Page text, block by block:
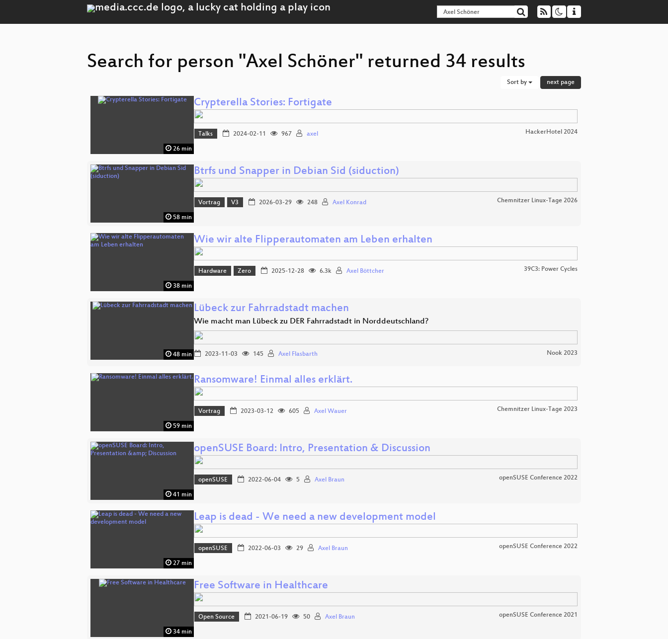
Search for person "Axel Schöner" returned 34 results
Sort by next page
26 min
Crypterella Stories: Fortigate
Talks 2024-02-11 967 axel HackerHotel 2024
58 min
Btrfs und Snapper in Debian Sid (siduction)
Vortrag V3 2026-03-29 248 Axel Konrad Chemnitzer Linux-Tage 2026
38 min
Wie wir alte Flipperautomaten am Leben erhalten
Hardware Zero 2025-12-28 6.3k Axel Böttcher 39C3: Power Cycles
48 min
Lübeck zur Fahrradstadt machen
Wie macht man Lübeck zu DER Fahrradstadt in Norddeutschland?
2023-11-03 145 Axel Flasbarth Nook 2023
59 min
Ransomware! Einmal alles erklärt.
Vortrag 2023-03-12 605 Axel Wauer Chemnitzer Linux-Tage 2023
41 min
openSUSE Board: Intro, Presentation & Discussion
openSUSE 2022-06-04 5 Axel Braun openSUSE Conference 2022
27 min
Leap is dead - We need a new development model
openSUSE 2022-06-03 29 Axel Braun openSUSE Conference 2022
34 min
Free Software in Healthcare
Open Source 2021-06-19 50 Axel Braun openSUSE Conference 2021